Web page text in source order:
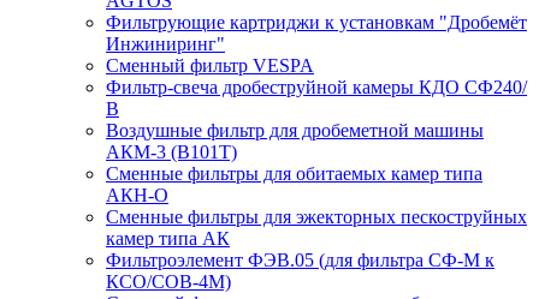
Фильтрующие картриджи к установкам "Дробемёт
Инжиниринг"
Сменный фильтр VESPA
Фильтр-свеча дробеструйной камеры КДО СФ240/
В
Воздушные фильтр для дробеметной машины
АКМ-3 (В101Т)
Сменные фильтры для обитаемых камер типа
АКН-О
Сменные фильтры для эжекторных пескоструйных
камер типа АК
Фильтроэлемент ФЭВ.05 (для фильтра СФ-М к
КСО/СОВ-4М)